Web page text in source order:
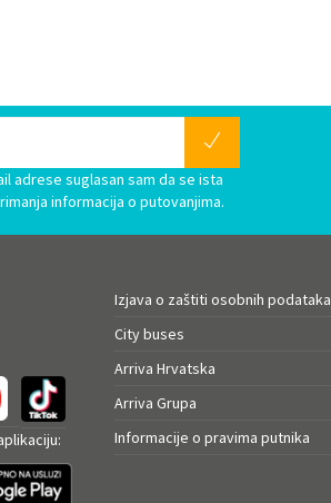
adrese suglasan sam da se ista
informacija o putovanjima.
Izjava o zaštiti osobnih podataka
City buses
Arriva Hrvatska
Arriva Grupa
Informacije o pravima putnika